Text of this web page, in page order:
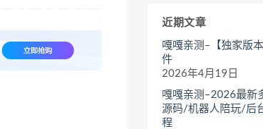
近期文章
嘎嘎亲测–【独家版
件
2026年4月19日
嘎嘎亲测–2026最新
源码/机器人陪玩/后
程